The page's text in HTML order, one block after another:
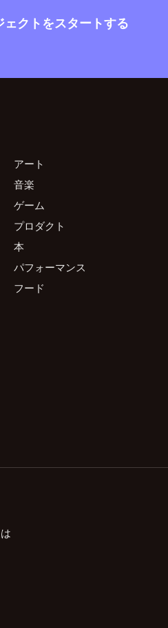
クトをスタートする
アート
音楽
ゲーム
プロダクト
本
パフォーマンス
フード